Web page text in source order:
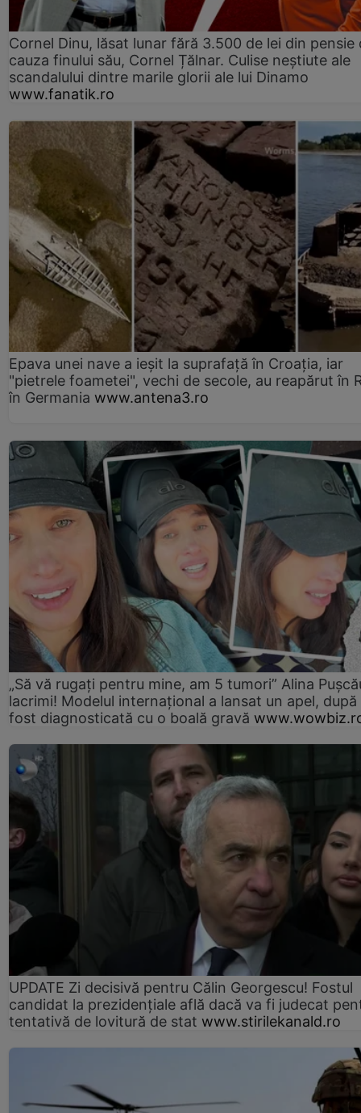
Cornel Dinu, lăsat lunar fără 3.500 de lei din pensie
cauza finului său, Cornel Țălnar. Culise neștiute ale
scandalului dintre marile glorii ale lui Dinamo
www.fanatik.ro
Epava unei nave a ieșit la suprafață în Croația, iar
"pietrele foametei", vechi de secole, au reapărut în
în Germania www.antena3.ro
„Să vă rugați pentru mine, am 5 tumori” Alina
lacrimi! Modelul internațional a lansat un apel, după
fost diagnosticată cu o boală gravă
UPDATE Zi decisivă pentru Călin Georgescu! Fostul
candidat la prezidențiale află dacă va fi judecat
tentativă de lovitură de stat www.stirilekanald.ro